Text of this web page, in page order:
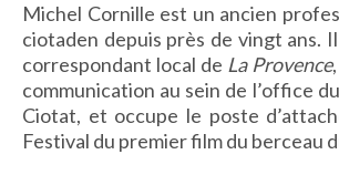
POLAR
IMAGINAIRE
LITTÉRATURE
PHILOSOPHIE
Michel Cornille est un ancien
ciotaden depuis près de vingt ans.
correspondant local de La Provence
communication au sein de l’office
Ciotat, et occupe le poste
Festival du premier film du berceau